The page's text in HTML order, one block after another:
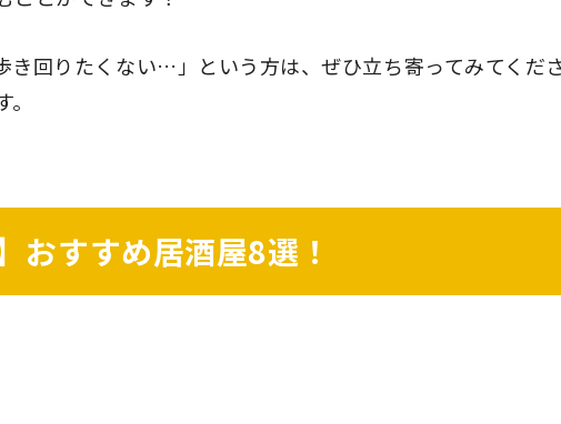
き回りたくない…」という方は、ぜひ立ち寄ってみてくだ
おすすめ居酒屋8選！